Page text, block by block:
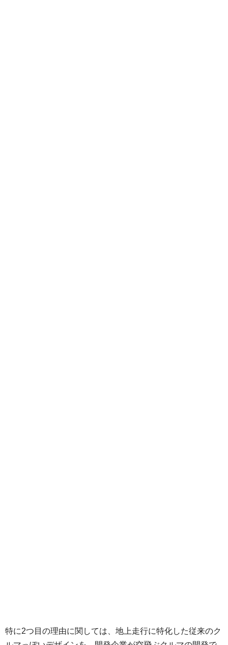
特に2つ目の理由に関しては、地上走行に特化した従来のク